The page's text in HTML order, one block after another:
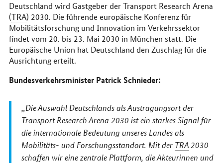
Deutschland wird Gastgeber derTransport Research Arena
(TRA) 2030. Die führende europäische Konferenz für
Mobilitätsforschung und Innovation im Verkehrssektor
findet vom 20. bis 23. Mai 2030 in München statt. Die
Europäische Union hat Deutschland den Zuschlag für die
Ausrichtung erteilt.
Bundesverkehrsminister Patrick Schnieder:
Die Auswahl Deutschlands als Austragungsort der
Transport Research Arena 2030 ist ein starkes Signal für
die internationale Bedeutung unseres Landes als
Mobilitäts- und Forschungsstandort. Mit der TRA 2030
schaffen wir eine zentrale Plattform, die Akteurinnen und